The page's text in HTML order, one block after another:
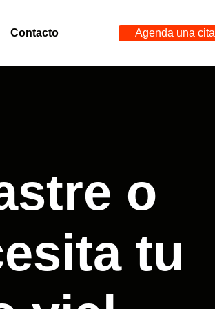
Contacto Agenda una cita
o
tu